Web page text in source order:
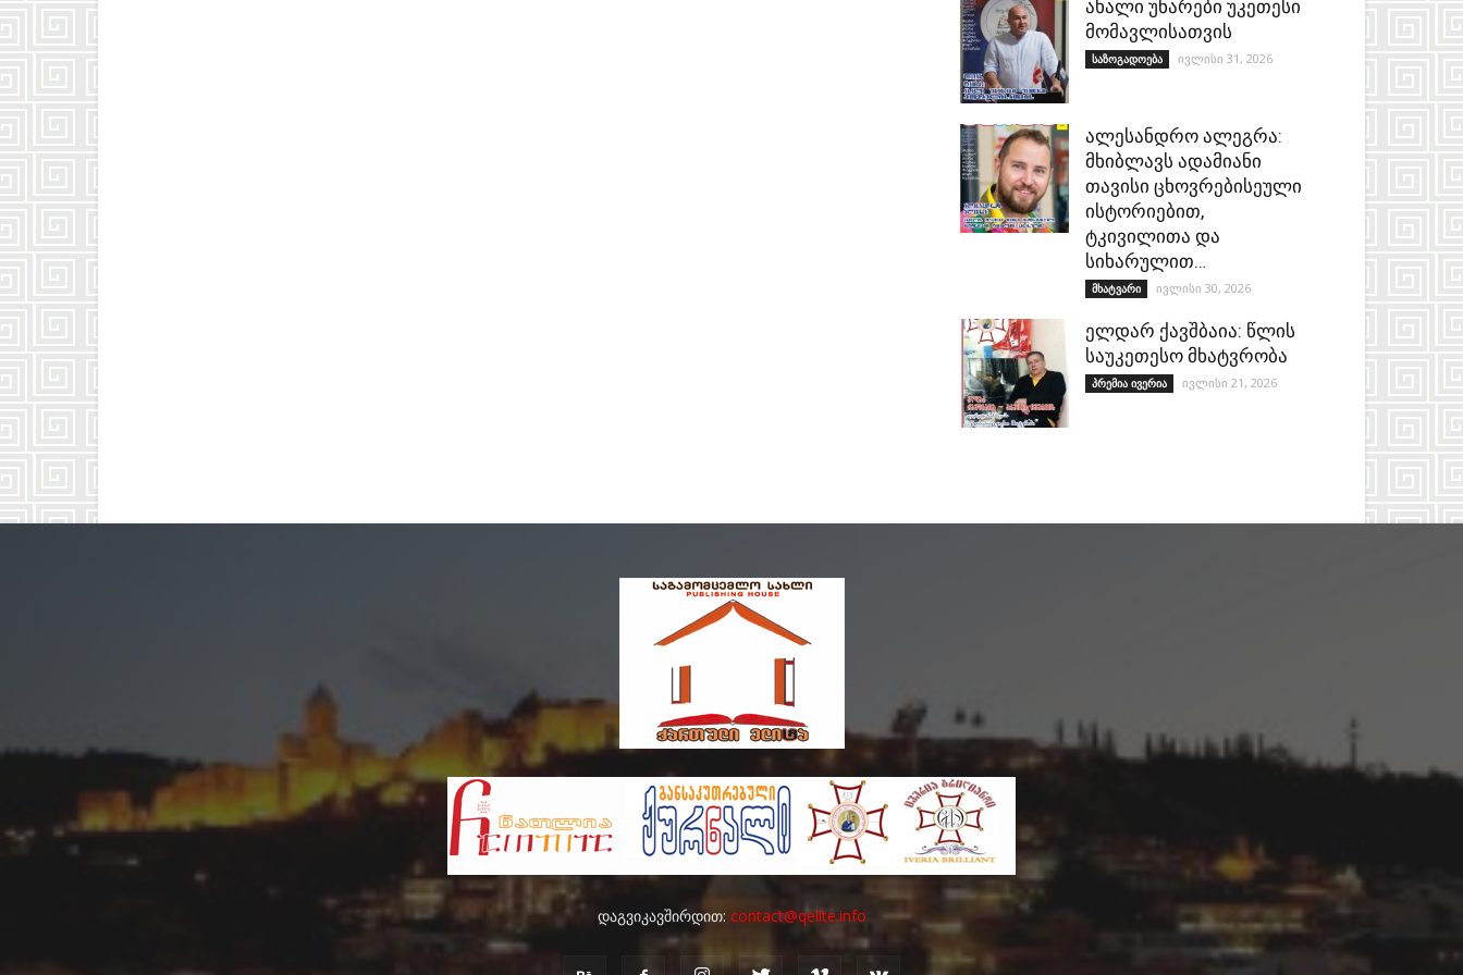
ახალი უნარები უკეთესი
მომავლისათვის
საზოგადოება ივლისი 31, 2026
ალესანდრო ალეგრა:
მხიბლავს ადამიანი
თავისი ცხოვრებისეული
ისტორიებით,
ტკივილითა და
სიხარულით…
მხატვარი ივლისი 30, 2026
ელდარ ქავშბაია: წლის
საუკეთესო მხატვრობა
პრემია ივერია ივლისი 21, 2026
დაგვიკავშირდით: contact@qelite.info